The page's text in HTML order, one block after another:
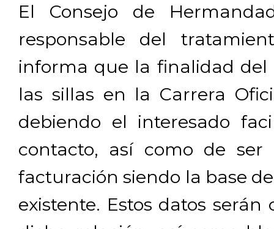
El Consejo de
responsable del
informa que la finalidad del
las sillas en la Carrera
debiendo el interesado
contacto, así como de ser
facturación siendo la base
existente. Estos datos